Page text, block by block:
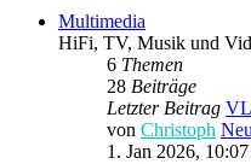
Multimedia
HiFi, TV, Musik und
6 Themen
28 Beiträge
Letzter Beitrag
von Christoph
1. Jan 2026, 10:07